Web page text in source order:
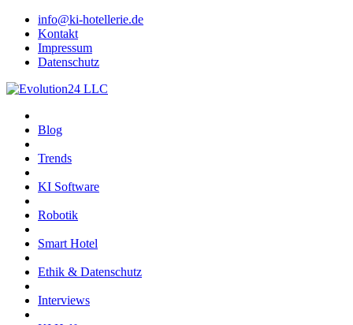
info@ki-hotellerie.de
Kontakt
Impressum
Datenschutz
Blog
Trends
KI Software
Robotik
Smart Hotel
Ethik & Datenschutz
Interviews